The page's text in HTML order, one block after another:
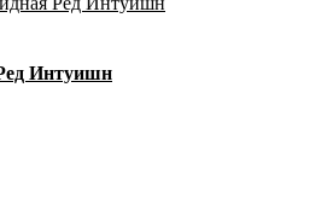
Интуишн